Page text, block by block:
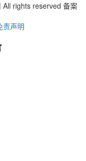
All rights reserved 备案
责声明